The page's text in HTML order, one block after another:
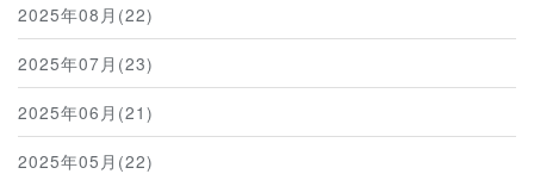
2025年08月(22)
2025年07月(23)
2025年06月(21)
2025年05月(22)